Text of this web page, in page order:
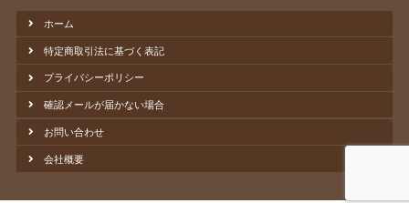
ホーム
特定商取引法に基づく表記
プライバシーポリシー
確認メールが届かない場合
お問い合わせ
会社概要